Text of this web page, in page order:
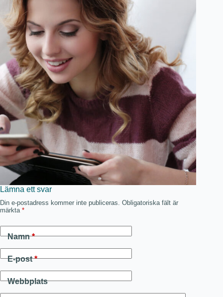
Lämna ett svar
Din e-postadress kommer inte publiceras. Obligatoriska fält är
märkta *
Namn*
E-post*
Webbplats